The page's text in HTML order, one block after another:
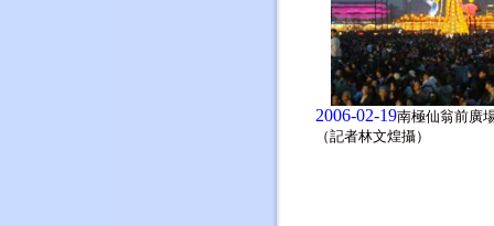
2006-02-19南極仙翁前廣
（記者林文煌攝）